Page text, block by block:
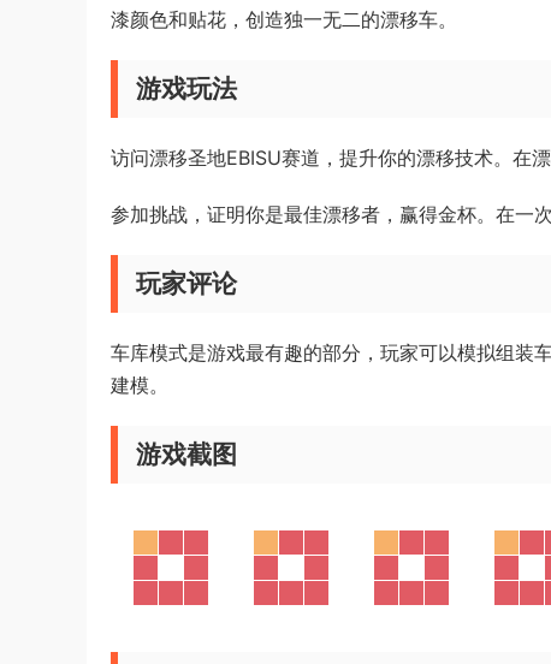
漆颜色和贴花，创造独一无二的漂移车。
游戏玩法
访问漂移圣地EBISU赛道，提升你的漂移技术。在
参加挑战，证明你是最佳漂移者，赢得金杯。在一
玩家评论
车库模式是游戏最有趣的部分，玩家可以模拟组装
建模。
游戏截图